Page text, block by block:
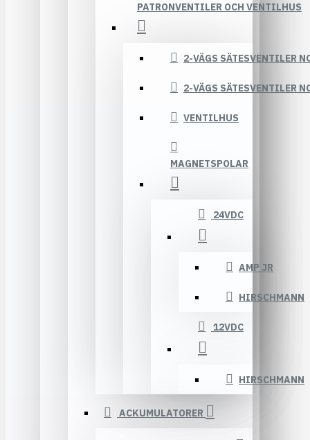
PATRONVENTILER OCH VENTILHUS
2-VÄGS SÄTESVENTILER
2-VÄGS SÄTESVENTILER
VENTILHUS
MAGNETSPOLAR
24VDC
AMP JR
HIRSCHMANN
12VDC
HIRSCHMANN
ACKUMULATORER